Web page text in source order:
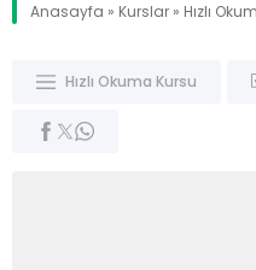
Anasayfa » Kurslar » Hızlı
Hızlı Okuma Kursu